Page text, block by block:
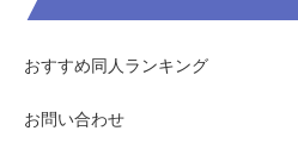
おすすめ同人ランキング
お問い合わせ